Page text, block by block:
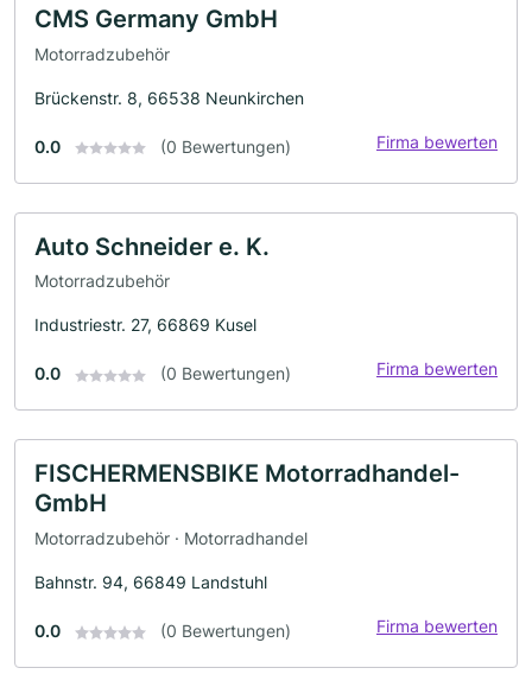
CMS Germany GmbH
Motorradzubehör
Brückenstr. 8, 66538 Neunkirchen
0.0 (0 Bewertungen) Firma bewerten
Auto Schneider e. K.
Motorradzubehör
Industriestr. 27, 66869 Kusel
0.0 (0 Bewertungen) Firma bewerten
FISCHERMENSBIKE Motorradhandel-
GmbH
Motorradzubehör · Motorradhandel
Bahnstr. 94, 66849 Landstuhl
0.0 (0 Bewertungen) Firma bewerten